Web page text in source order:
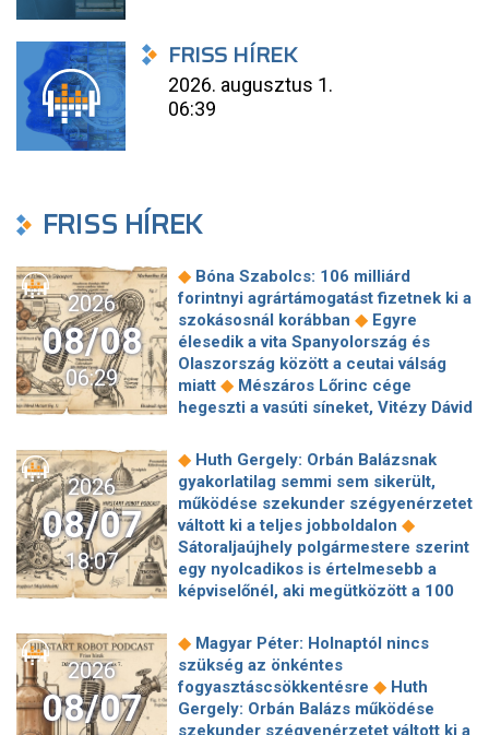
FRISS HÍREK
2026. augusztus 1.
06:39
FRISS HÍREK
2026
08/08
06:29
◆ Bóna Szabolcs: 106 milliárd
forintnyi agrártámogatást fizetnek ki a
szokásosnál korábban ◆ Egyre
élesedik a vita Spanyolország és
Olaszország között a ceutai válság
miatt ◆ Mészáros Lőrinc cége
hegeszti a vasúti síneket, Vitézy Dávid
tesz a Bosnyák téri irodakomplexum
beruházója, ha az állam felmondja a
szerződésüket ◆ Megérkezett
Magyar Péter bejelentése: így költik
el a 6 ezer milliárd forintnyi uniós
◆Megbénult az ivóvíztárolók
töltése Ózdon – de máshol is komoly
nehézségek adódtak◆
éjszaka is könnyebb lesz hazajutni
Megszólal Filep Dávid, Magyar Péter
feljelentője: "Ez valóban büntetőügy!"
◆Megszólalt a szomjazó gólyát itató
2026
08/07
18:07
◆ Huth Gergely: Orbán Balázsnak
gyakorlatilag semmi sem sikerült,
működése szekunder szégyenérzetet
váltott ki a teljes jobboldalon ◆
Sátoraljaújhely polgármestere szerint
egy nyolcadikos is értelmesebb a
képviselőnél, aki megütközött a 100
hírszerzés szerint Putyin pár éven
belül megtámadhat egy NATO-
tagállamot ◆ Vitézy Dávid
elmagyarázta, miért Mészárosék
cége nyerte a közbeszerzést
2026
08/07
◆ Magyar Péter: Holnaptól nincs
szükség az önkéntes
fogyasztáscsökkentésre ◆ Huth
Gergely: Orbán Balázs működése
szekunder szégyenérzetet váltott ki a